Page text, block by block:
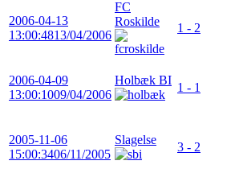
2006-04-13
13:00:4813/04/2006
FC
Roskilde
1 - 2
2006-04-09
13:00:1009/04/2006
Holbæk BI
1 - 1
2005-11-06
15:00:3406/11/2005
Slagelse
3 - 2